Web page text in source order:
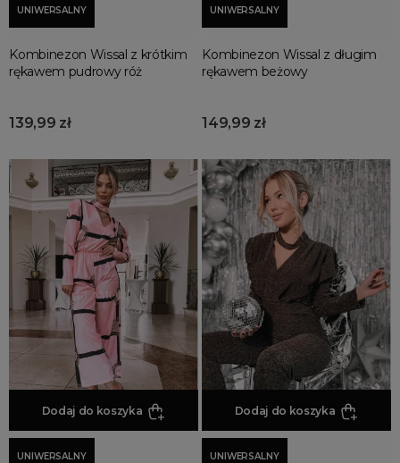
UNIWERSALNY
Kombinezon Wissal z krótkim
rękawem pudrowy róż
139,99 zł
UNIWERSALNY
Kombinezon Wissal z długim
rękawem beżowy
149,99 zł
Dodaj do koszyka
UNIWERSALNY
Dodaj do koszyka
UNIWERSALNY